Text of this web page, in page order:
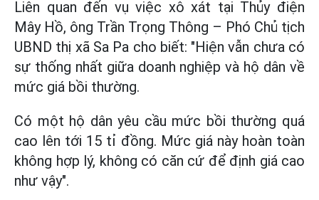
Liên quan đến vụ việc xô xát tại Thủy điện
Mây Hồ, ông Trần Trọng Thông – Phó Chủ tịch
UBND thị xã Sa Pa cho biết: "Hiện vẫn chưa có
sự thống nhất giữa doanh nghiệp và hộ dân về
mức giá bồi thường.
Có một hộ dân yêu cầu mức bồi thường quá
cao lên tới 15 tỉ đồng. Mức giá này hoàn toàn
không hợp lý, không có căn cứ để định giá cao
như vậy".